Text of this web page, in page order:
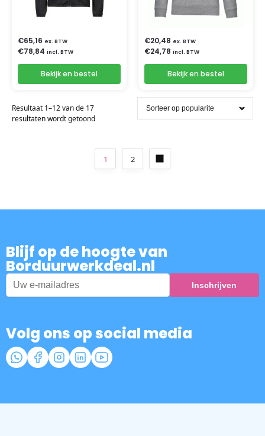
€65,16 ex. BTW
€78,84 incl. BTW
Bekijk en bestel
€20,48 ex. BTW
€24,78 incl. BTW
Bekijk en bestel
Resultaat 1–12 van de 17
resultaten wordt getoond
1 2
Blijf op de hoogte van
Borduurwerkdeal.nl
Volg ons op social media